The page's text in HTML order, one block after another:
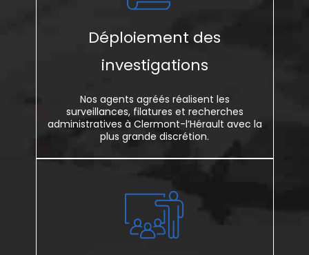
Déploiement des
investigations
Nos agents agréés réalisent les
surveillances, filatures et recherches
administratives à Clermont-l’Hérault avec la
plus grande discrétion.